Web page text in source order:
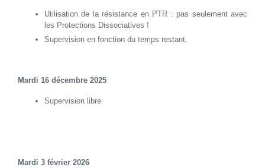
Utilisation de la résistance en PTR : pas seulement avec
les Protections Dissociatives !
Supervision en fonction du temps restant.
Mardi 16 décembre 2025
Supervision libre
Mardi 3 février 2026